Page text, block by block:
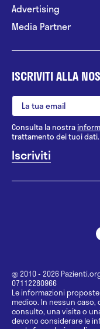
Advertising
Media Partner
ISCRIVITI ALLA
Consulta la nostra
trattamento dei tuoi dati.
@ 2010 - 2026
07112280966
Le informazioni
medico. In nessun
consulto, una visita o
devono considerare le